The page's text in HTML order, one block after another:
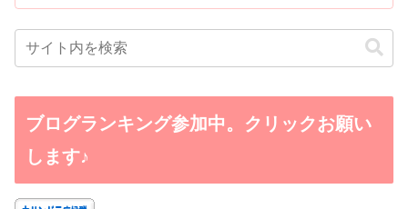
ブログランキング参加中。クリックお願い
します♪